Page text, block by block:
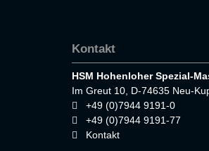
Kontakt
HSM Hohenloher Spezial-
Im Greut 10, D-74635 Neu-
+49 (0)7944 9191-0
+49 (0)7944 9191-77
Kontakt